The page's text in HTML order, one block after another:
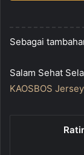
Sebagai
Salam Sehat
KAOSBOS Jersey